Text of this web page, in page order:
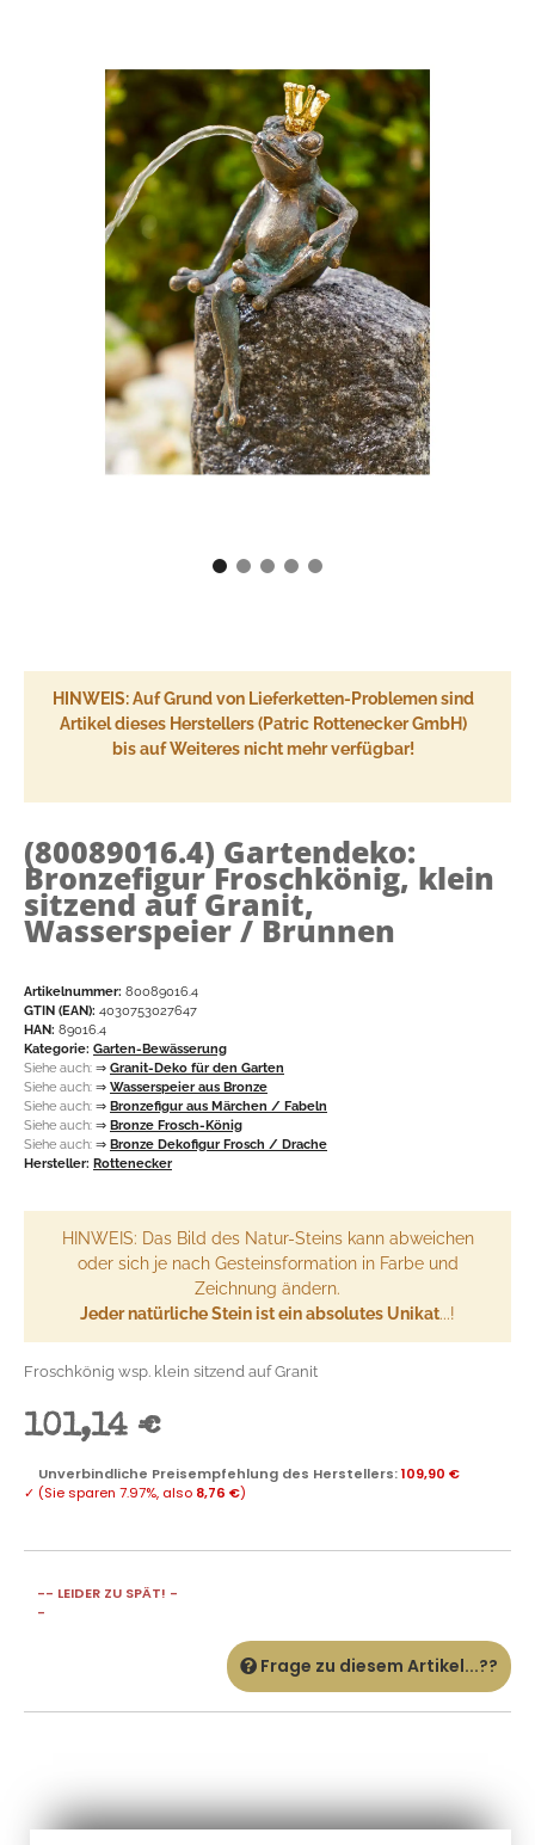
HINWEIS: Auf Grund von Lieferketten-Problemen sind
Artikel dieses Herstellers (Patric Rottenecker GmbH)
bis auf Weiteres nicht mehr verfügbar!
(80089016.4) Gartendeko:
Bronzefigur Froschkönig, klein
sitzend auf Granit,
Wasserspeier / Brunnen
Artikelnummer: 80089016.4
GTIN (EAN): 4030753027647
HAN: 89016.4
Kategorie: Garten-Bewässerung
Siehe auch: ⇒ Granit-Deko für den Garten
Siehe auch: ⇒ Wasserspeier aus Bronze
Siehe auch: ⇒ Bronzefigur aus Märchen / Fabeln
Siehe auch: ⇒ Bronze Frosch-König
Siehe auch: ⇒ Bronze Dekofigur Frosch / Drache
Hersteller: Rottenecker
HINWEIS: Das Bild des Natur-Steins kann abweichen
oder sich je nach Gesteinsformation in Farbe und
Zeichnung ändern.
Jeder natürliche Stein ist ein absolutes Unikat...!
Froschkönig wsp. klein sitzend auf Granit
101,14 €
Unverbindliche Preisempfehlung des Herstellers:109,90 €
✓ (Sie sparen 7.97%, also 8,76 €)
-- LEIDER ZU SPÄT! -
-
Frage zu diesem Artikel...??